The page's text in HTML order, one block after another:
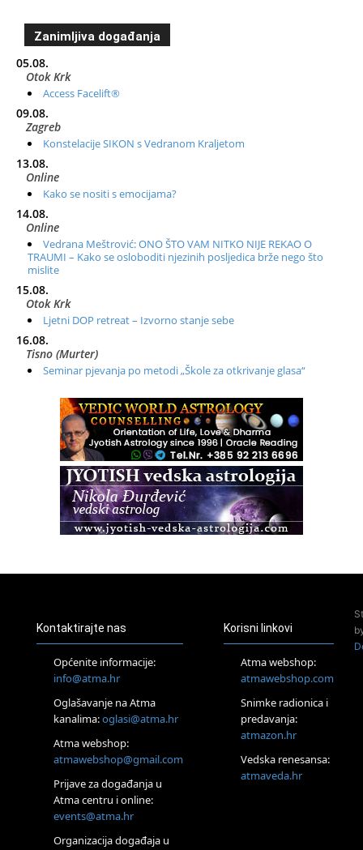
Zanimljiva događanja
05.08.
Otok Krk
Access Facelift®
09.08.
Zagreb
Konstelacije SIKON s Vedranom Kraljetom
13.08.
Online
Kako se nositi s emocijama?
14.08.
Online
Vedrana Meštrović: ONO ŠTO VAM NITKO NIJE REKAO O
TRAUMI – Kako se osloboditi njezinih posljedica brže nego što
mislite
15.08.
Otok Krk
Ljetni DOP retreat – Izvorno stanje sebe
16.08.
Tisno (Murter)
Seminar pjevanja po metodi „Škole za otkrivanje glasa“
Radionica: Pomagači iz drugih dimenzija Online – otvoreno za
Zagreb+Online
Osnovni ThetaHealing® tečaj, Zagreb i Online
Access BARS®, otpusti stres
Pjesma srca / Zagreb
Tečaj Višeg Vodstva, razvijanja intuicije i Akaša zapisa
Online
Postanite Nositelj Vibracije Nove Zemlje
Visoko
Alemka Dauskardt – Jednodnevna radionica sistemskih
konstelacija
Zagreb
HOD PO ŽERAVICI – Seminar koji mijenja tijelo, duh i um
Kontaktirajte nas
Općenite informacije:
info@atma.hr
Oglašavanje na Atma
kanalima:oglasi@atma.hr
Atma webshop:
atmawebshop@gmail.com
Prijave za događanja u
Atma centru i online:
events@atma.hr
Organizacija događaja u
Korisni linkovi
Atma webshop:
atmawebshop.com
Snimke radionica i
predavanja:
atmazon.hr
Vedska renesansa:
atmaveda.hr